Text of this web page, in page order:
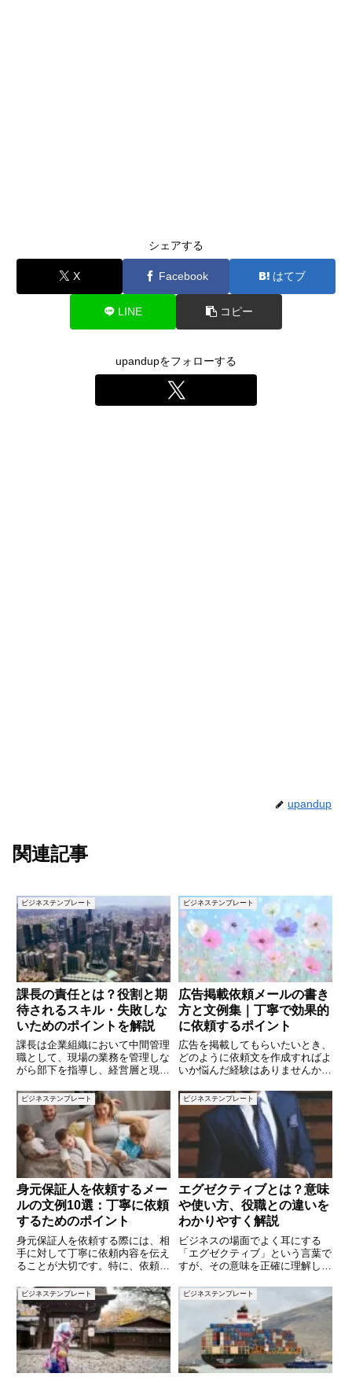
シェアする
X Facebook はてブ
LINE コピー
upandupをフォローする
upandup
関連記事
ビジネステンプレート
課長の責任とは？役割と期
待されるスキル・失敗しな
いためのポイントを解説
課長は企業組織において中間管理
職として、現場の業務を管理しな
がら部下を指導し、経営層と現場
です。プレイヤーからマネージャ
ーに転換する立場として、求めら
れるスキルや責任も大きく変わり
ます。この記事では、「課長の責
ビジネステンプレート
広告掲載依頼メールの書き
方と文例集｜丁寧で効果的
に依頼するポイント
広告を掲載してもらいたいとき、
どのように依頼文を作成すればよ
いか悩んだ経験はありませんか。
る印象や広告掲載の可否が変わる
ことも少なくありません。ビジネ
スシーンでは、簡潔かつ丁寧に要
点を伝えることが求められます。
ビジネステンプレート
身元保証人を依頼するメー
ルの文例10選：丁寧に依頼
するためのポイント
身元保証人を依頼する際には、相
手に対して丁寧に依頼内容を伝え
ることが大切です。特に、依頼の
ついて明確に伝えることで、相手
もスムーズに対応しやすくなりま
す。この記事では、身元保証人を
依頼する際に使えるメールの文例
ビジネステンプレート
エグゼクティブとは？意味
や使い方、役職との違いを
わかりやすく解説
ビジネスの場面でよく耳にする
「エグゼクティブ」という言葉で
すが、その意味を正確に理解して
ブ」という言葉は、一般的には企
業の経営層や管理職を指すことが
多いですが、実際にはさまざまな
場面で使われる言葉です。本記事
で
ビジネステンプレート ビジネステンプレート